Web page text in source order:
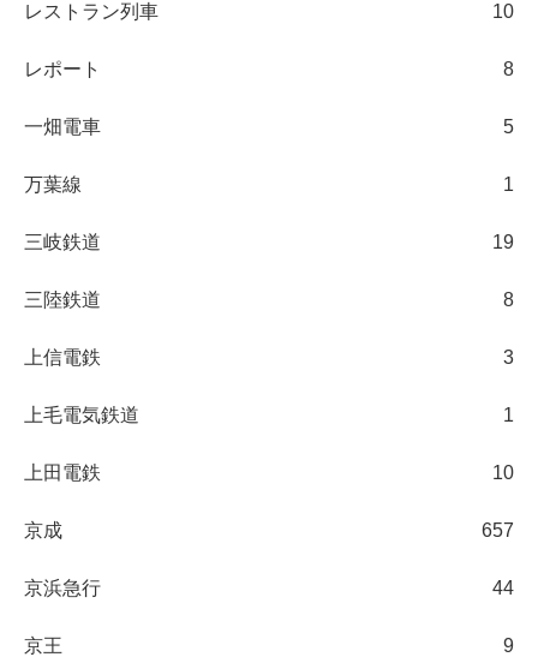
レストラン列車 10
レポート 8
一畑電車 5
万葉線 1
三岐鉄道 19
三陸鉄道 8
上信電鉄 3
上毛電気鉄道 1
上田電鉄 10
京成 657
京浜急行 44
京王 9